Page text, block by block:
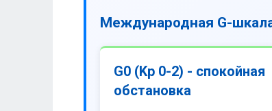
Международная G-
G0 (Kp 0-2) - спокойная
обстановка